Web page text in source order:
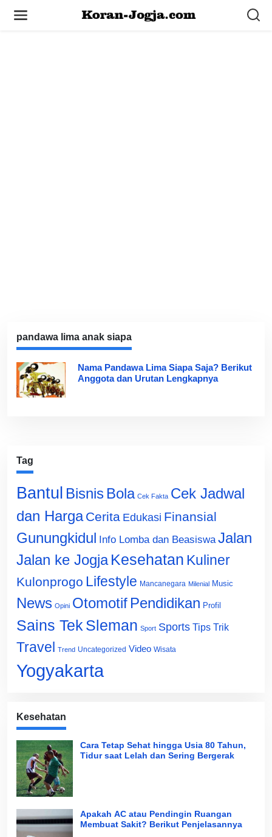
pandawa lima anak siapa
Nama Pandawa Lima Siapa Saja? Berikut
Anggota dan Urutan Lengkapnya
Tag
Bantul Bisnis Bola Cek Fakta Cek Jadwal
dan Harga Cerita Edukasi Finansial
Gunungkidul Info Lomba dan Beasiswa Jalan
Jalan ke Jogja Kesehatan Kuliner
Kulonprogo Lifestyle Mancanegara Milenial Music
News Opini Otomotif Pendidikan Profil
Sains Tek Sleman Sport Sports Tips Trik
Travel Trend Uncategorized Video Wisata
Yogyakarta
Kesehatan
Cara Tetap Sehat hingga Usia 80 Tahun,
Tidur saat Lelah dan Sering Bergerak
Apakah AC atau Pendingin Ruangan
Membuat Sakit? Berikut Penjelasannya